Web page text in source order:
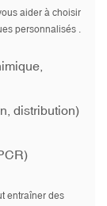
aider à choisir
personnalisés .
distribution)
entraîner des